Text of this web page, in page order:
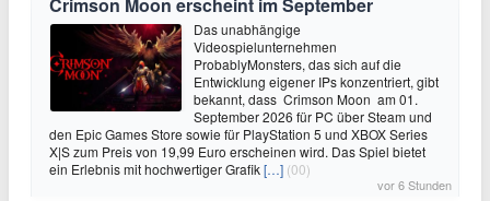
Crimson Moon erscheint im September
Das unabhängige
Videospielunternehmen
ProbablyMonsters, das sich auf die
Entwicklung eigener IPs konzentriert, gibt
bekannt, dass Crimson Moon am 01.
September 2026 für PC über Steam und
den Epic Games Store sowie für PlayStation 5 und XBOX Series
X|S zum Preis von 19,99 Euro erscheinen wird. Das Spiel bietet
ein Erlebnis mit hochwertiger Grafik[…] (00)
vor 6 Stunden